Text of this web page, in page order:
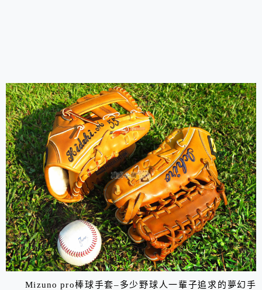
Mizuno pro棒球手套–多少野球人一輩子追求的夢幻手